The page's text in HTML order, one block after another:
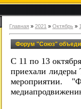
Главная » 2021 » Октябрь »
Форум "Союз"
С 11 по 13
приехали лидеры
мероприятии.